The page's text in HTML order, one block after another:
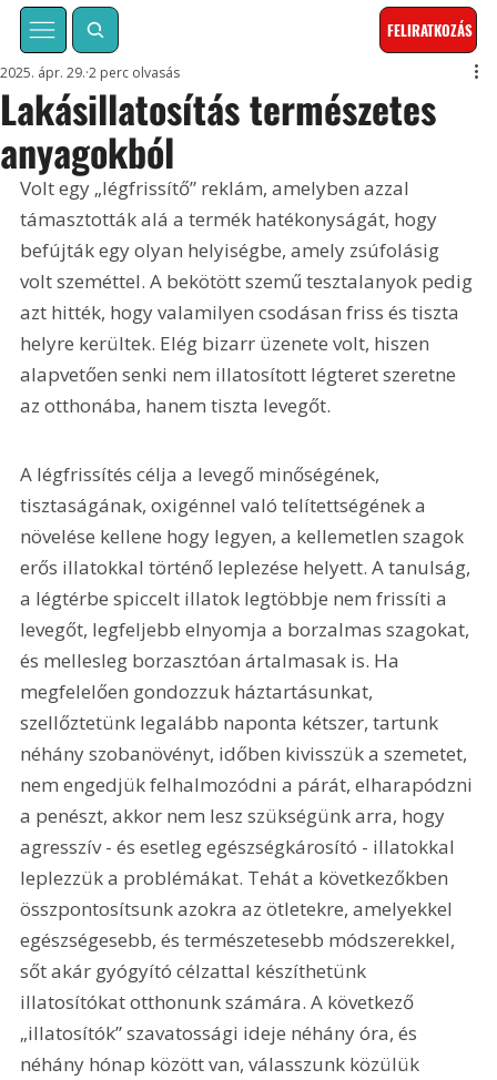
FELIRATKOZÁS
Lakásillatosítás természetes
anyagokból
2025. ápr. 29. 2 perc olvasás
Volt egy „légfrissítő” reklám, amelyben azzal
támasztották alá a termék hatékonyságát, hogy
befújták egy olyan helyiségbe, amely zsúfolásig
volt szeméttel. A bekötött szemű tesztalanyok pedig
azt hitték, hogy valamilyen csodásan friss és tiszta
helyre kerültek. Elég bizarr üzenete volt, hiszen
alapvetően senki nem illatosított légteret szeretne
az otthonába, hanem tiszta levegőt.
A légfrissítés célja a levegő minőségének,
tisztaságának, oxigénnel való telítettségének a
növelése kellene hogy legyen, a kellemetlen szagok
erős illatokkal történő leplezése helyett. A tanulság,
a légtérbe spiccelt illatok legtöbbje nem frissíti a
levegőt, legfeljebb elnyomja a borzalmas szagokat,
és mellesleg borzasztóan ártalmasak is. Ha
megfelelően gondozzuk háztartásunkat,
szellőztetünk legalább naponta kétszer, tartunk
néhány szobanövényt, időben kivisszük a szemetet,
nem engedjük felhalmozódni a párát, elharapódzni
a penészt, akkor nem lesz szükségünk arra, hogy
agresszív - és esetleg egészségkárosító - illatokkal
leplezzük a problémákat. Tehát a következőkben
összpontosítsunk azokra az ötletekre, amelyekkel
egészségesebb, és természetesebb módszerekkel,
sőt akár gyógyító célzattal készíthetünk
illatosítókat otthonunk számára. A következő
„illatosítók” szavatossági ideje néhány óra, és
néhány hónap között van, válasszunk közülük